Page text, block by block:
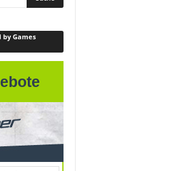
Games